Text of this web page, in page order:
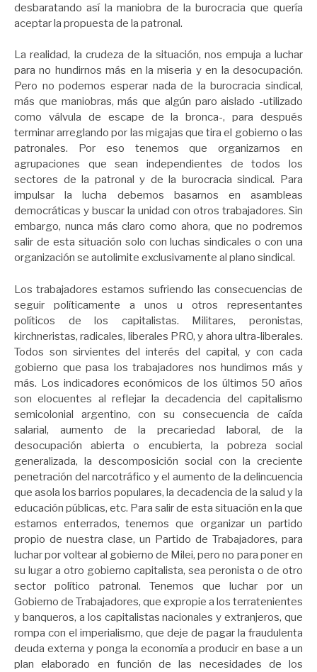
desbaratando así la maniobra de la burocracia que quería
aceptar la propuesta de la patronal.
La realidad, la crudeza de la situación, nos empuja a luchar
para no hundirnos más en la miseria y en la desocupación.
Pero no podemos esperar nada de la burocracia sindical,
más que maniobras, más que algún paro aislado -utilizado
como válvula de escape de la bronca-, para después
terminar arreglando por las migajas que tira el gobierno o las
patronales. Por eso tenemos que organizarnos en
agrupaciones que sean independientes de todos los
sectores de la patronal y de la burocracia sindical. Para
impulsar la lucha debemos basarnos en asambleas
democráticas y buscar la unidad con otros trabajadores. Sin
embargo, nunca más claro como ahora, que no podremos
salir de esta situación solo con luchas sindicales o con una
organización se autolimite exclusivamente al plano sindical.
Los trabajadores estamos sufriendo las consecuencias de
seguir políticamente a unos u otros representantes
políticos de los capitalistas. Militares, peronistas,
kirchneristas, radicales, liberales PRO, y ahora ultra-liberales.
Todos son sirvientes del interés del capital, y con cada
gobierno que pasa los trabajadores nos hundimos más y
más. Los indicadores económicos de los últimos 50 años
son elocuentes al reflejar la decadencia del capitalismo
semicolonial argentino, con su consecuencia de caída
salarial, aumento de la precariedad laboral, de la
desocupación abierta o encubierta, la pobreza social
generalizada, la descomposición social con la creciente
penetración del narcotráfico y el aumento de la delincuencia
que asola los barrios populares, la decadencia de la salud y la
educación públicas, etc. Para salir de esta situación en la que
estamos enterrados, tenemos que organizar un partido
propio de nuestra clase, un Partido de Trabajadores, para
luchar por voltear al gobierno de Milei, pero no para poner en
su lugar a otro gobierno capitalista, sea peronista o de otro
sector político patronal. Tenemos que luchar por un
Gobierno de Trabajadores, que expropie a los terratenientes
y banqueros, a los capitalistas nacionales y extranjeros, que
rompa con el imperialismo, que deje de pagar la fraudulenta
deuda externa y ponga la economía a producir en base a un
plan elaborado en función de las necesidades de los